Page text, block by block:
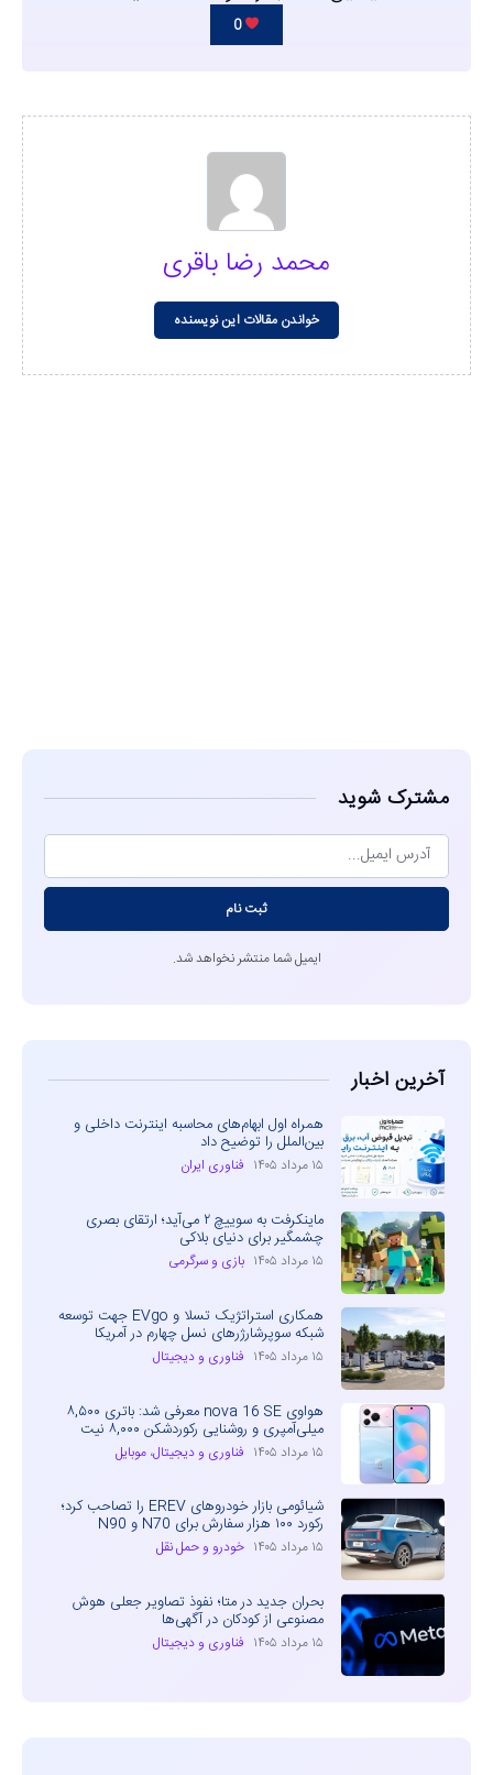
0
محمد رضا باقری
خواندن مقالات این نویسنده
مشترک شوید
ثبت نام
ایمیل شما منتشر نخواهد شد.
آخرین اخبار
همراه اول ابهام‌های محاسبه اینترنت داخلی و
بین‌الملل را توضیح داد
۱۵ مرداد ۱۴۰۵ فناوری ایران
ماینکرفت به سوییچ ۲ می‌آید؛ ارتقای بصری
چشمگیر برای دنیای بلاکی
۱۵ مرداد ۱۴۰۵ بازی و سرگرمی
همکاری استراتژیک تسلا و EVgo جهت توسعه
شبکه سوپرشارژرهای نسل چهارم در آمریکا
۱۵ مرداد ۱۴۰۵ فناوری و دیجیتال
هواوی nova 16 SE معرفی شد: باتری ۸,۵۰۰
میلی‌آمپری و روشنایی رکوردشکن ۸,۰۰۰ نیت
۱۵ مرداد ۱۴۰۵ فناوری و دیجیتال، موبایل
شیائومی بازار خودروهای EREV را تصاحب کرد؛
رکورد ۱۰۰ هزار سفارش برای N70 و N90
۱۵ مرداد ۱۴۰۵ خودرو و حمل نقل
بحران جدید در متا؛ نفوذ تصاویر جعلی هوش
مصنوعی از کودکان در آگهی‌ها
۱۵ مرداد ۱۴۰۵ فناوری و دیجیتال